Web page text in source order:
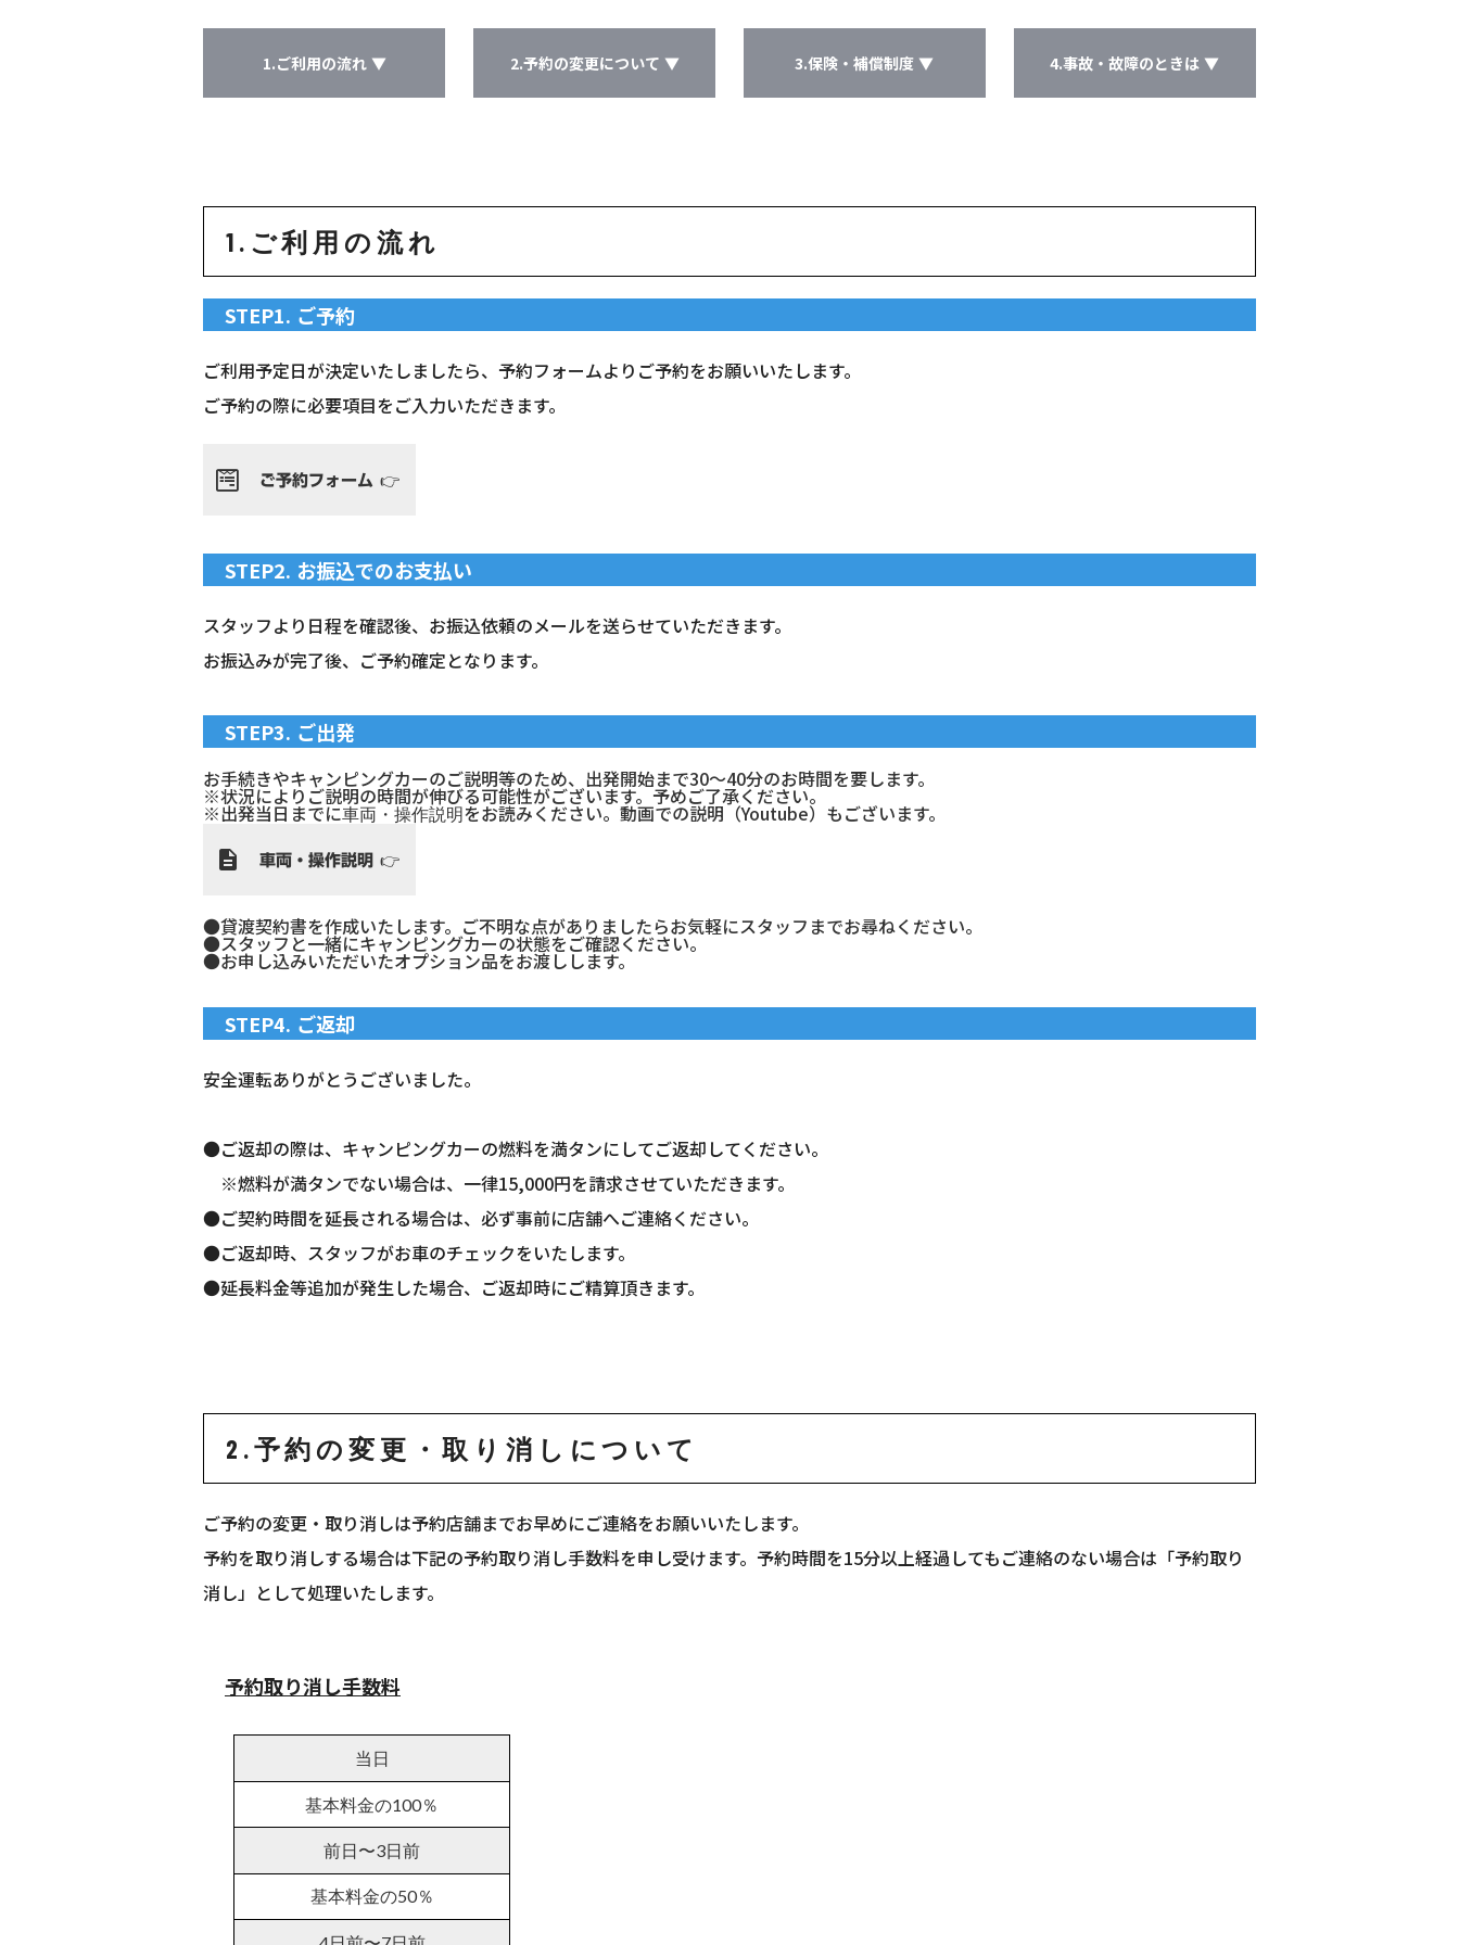
1.ご利用の流れ ▼ 2.予約の変更について ▼ 3.保険・補償制度 ▼ 4.事故・故障のときは ▼
1.ご利用の流れ
STEP1. ご予約
ご利用予定日が決定いたしましたら、予約フォームよりご予約をお願いいたします。
ご予約の際に必要項目をご入力いただきます。
ご予約フォーム 👉
STEP2. お振込でのお支払い
スタッフより日程を確認後、お振込依頼のメールを送らせていただきます。
お振込みが完了後、ご予約確定となります。
STEP3. ご出発
お手続きやキャンピングカーのご説明等のため、出発開始まで30～40分のお時間を要します。
※状況によりご説明の時間が伸びる可能性がございます。予めご了承ください。
※出発当日までに車両・操作説明をお読みください。 動画での説明（Youtube） もございます。
description
車両・操作説明 👉
●貸渡契約書を作成いたします。ご不明な点がありましたらお気軽にスタッフまでお尋ねください。
●スタッフと一緒にキャンピングカーの状態をご確認ください。
●お申し込みいただいたオプション品をお渡しします。
STEP4. ご返却
安全運転ありがとうございました。
●ご返却の際は、キャンピングカーの燃料を満タンにしてご返却してください。
※燃料が満タンでない場合は、一律15,000円を請求させていただきます。
●ご契約時間を延長される場合は、必ず事前に店舗へご連絡ください。
●ご返却時、スタッフがお車のチェックをいたします。
●延長料金等追加が発生した場合、ご返却時にご精算頂きます。
2.予約の変更・取り消しについて
ご予約の変更・取り消しは予約店舗までお早めにご連絡をお願いいたします。
予約を取り消しする場合は下記の予約取り消し手数料を申し受けます。予約時間を15分以上経過してもご連絡のない場合は「予約取り
消し」として処理いたします。
予約取り消し手数料
当日
基本料金の100％
前日〜3日前
基本料金の50％